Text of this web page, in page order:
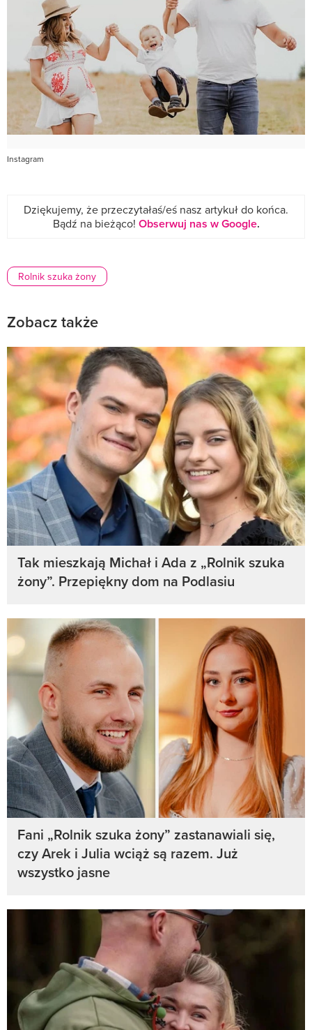
Instagram
Dziękujemy, że przeczytałaś/eś nasz artykuł do końca.
Bądź na bieżąco! Obserwuj nas w Google.
Rolnik szuka żony
Zobacz także
Tak mieszkają Michał i Ada z „Rolnik szuka
żony”. Przepiękny dom na Podlasiu
Fani „Rolnik szuka żony” zastanawiali się,
czy Arek i Julia wciąż są razem. Już
wszystko jasne